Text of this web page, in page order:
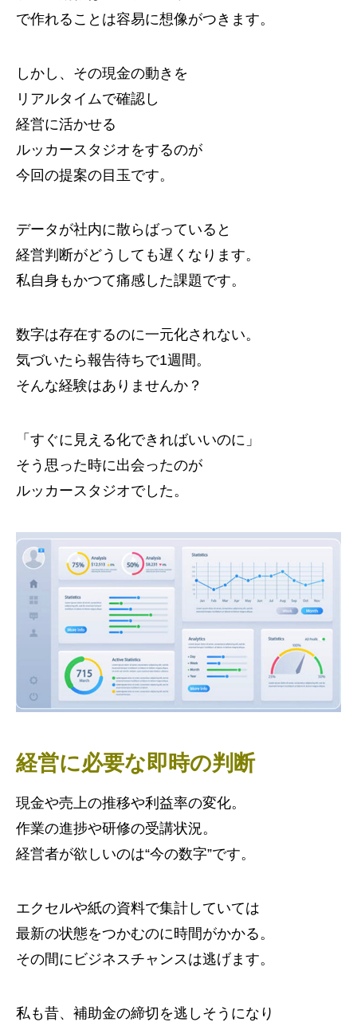
で作れることは容易に想像がつきます。
しかし、その現金の動きを
リアルタイムで確認し
経営に活かせる
ルッカースタジオをするのが
今回の提案の目玉です。
データが社内に散らばっていると
経営判断がどうしても遅くなります。
私自身もかつて痛感した課題です。
数字は存在するのに一元化されない。
気づいたら報告待ちで1週間。
そんな経験はありませんか？
「すぐに見える化できればいいのに」
そう思った時に出会ったのが
ルッカースタジオでした。
経営に必要な即時の判断
現金や売上の推移や利益率の変化。
作業の進捗や研修の受講状況。
経営者が欲しいのは“今の数字”です。
エクセルや紙の資料で集計していては
最新の状態をつかむのに時間がかかる。
その間にビジネスチャンスは逃げます。
私も昔、補助金の締切を逃しそうになり